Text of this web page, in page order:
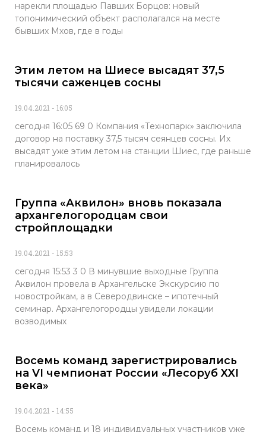
нарекли площадью Павших Борцов: новый
топонимический объект располагался на месте
бывших Мхов, где в годы
Этим летом на Шиесе высадят 37,5
тысячи саженцев сосны
19.04.2021 16:05
сегодня 16:05 69 0 Компания «Технопарк» заключила
договор на поставку 37,5 тысяч сеянцев сосны. Их
высадят уже этим летом на станции Шиес, где раньше
планировалось
Группа «Аквилон» вновь показала
архангелогородцам свои
стройплощадки
19.04.2021 15:53
сегодня 15:53 3 0 В минувшие выходные Группа
Аквилон провела в Архангельске Экскурсию по
новостройкам, а в Северодвинске – ипотечный
семинар. Архангелогородцы увидели локации
возводимых
Восемь команд зарегистрировались
на VI чемпионат России «Лесоруб XXI
века»
19.04.2021 14:55
Восемь команд и 18 индивидуальных участников уже